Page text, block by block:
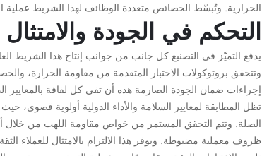
الحرارية. وتُبسّط الخصائص متعددة الوظائف لهذا الشريط
التحكم في الجودة والامتثال
يدفع التميّز في التصنيع كل جانب من جوانب إنتاج هذا الشريط
وتتحقق بروتوكولات الاختبار المتقدمة من مقاومة الحرارة،
إجراءات ضمان الجودة الصارمة هذه أن تفي كل لفافة بالمعايير
تظل المطابقة لمعايير السلامة والأداء الدولية أولوية قصوى،
الصلة. وتتم التحقق المستمر من خواص مقاومة اللهب من
ظروف معملية مضبوطة. ويوفر هذا الالتزام بالامتثال للعملاء